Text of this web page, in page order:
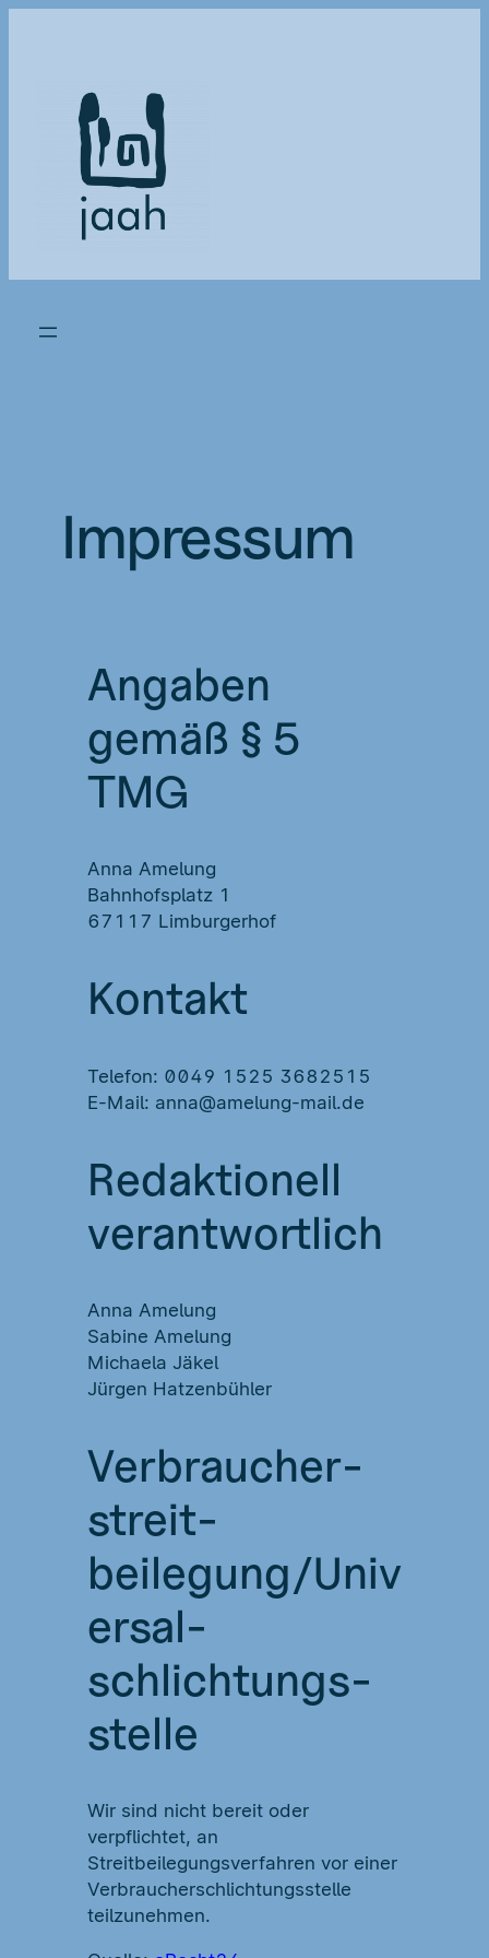
Impressum
Angaben
gemäß § 5
TMG
Anna Amelung
Bahnhofsplatz 1
67117 Limburgerhof
Kontakt
Telefon: 0049 1525 3682515
E-Mail: anna@amelung-mail.de
Redaktionell
verantwortlich
Anna Amelung
Sabine Amelung
Michaela Jäkel
Jürgen Hatzenbühler
Verbraucher­
streit­
beilegung/Univ
ersal­
schlichtungs­
stelle
Wir sind nicht bereit oder
verpflichtet, an
Streitbeilegungsverfahren vor einer
Verbraucherschlichtungsstelle
teilzunehmen.